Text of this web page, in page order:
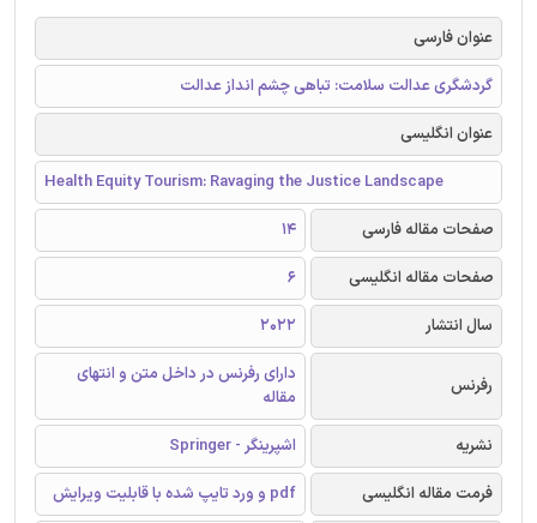
عنوان فارسی
گردشگری عدالت سلامت: تباهی چشم انداز عدالت
عنوان انگلیسی
Health Equity Tourism: Ravaging the Justice Landscape
صفحات مقاله فارسی
14
صفحات مقاله انگلیسی
6
سال انتشار
2022
رفرنس
دارای رفرنس در داخل متن و انتهای
مقاله
نشریه
اشپرینگر - Springer
فرمت مقاله انگلیسی
pdf و ورد تایپ شده با قابلیت ویرایش